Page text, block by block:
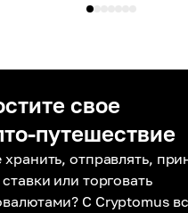
свое
путешествие
хранить, отправлять,
или торговать
С Cryptomus